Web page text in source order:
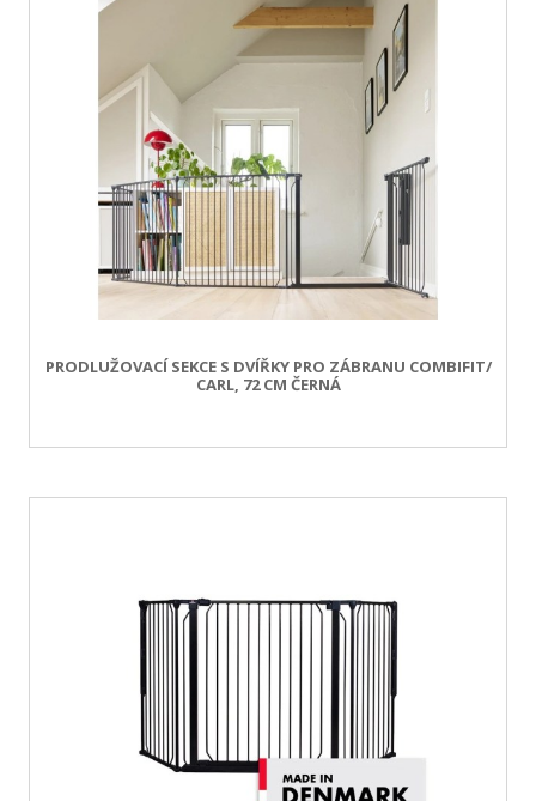
PRODLUŽOVACÍ SEKCE S DVÍŘKY PRO ZÁBRANU COMBIFIT/
CARL, 72 CM ČERNÁ